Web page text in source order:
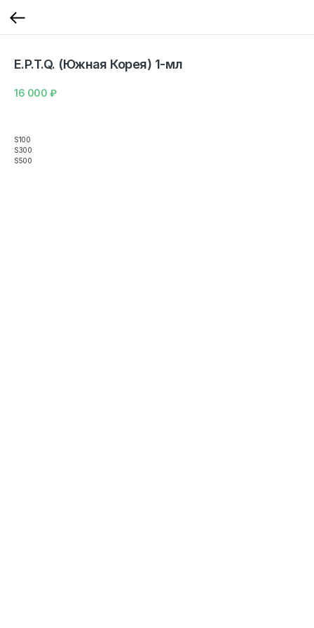
E.P.T.Q. (Южная Корея) 1-мл
16 000 ₽
S100
S300
S500